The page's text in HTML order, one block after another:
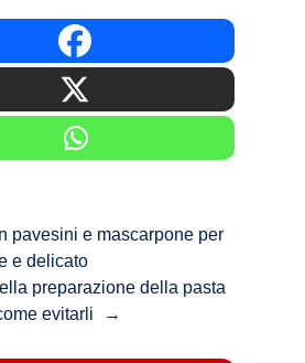
pavesini e mascarpone per
e delicato
preparazione della pasta
evitarli
→